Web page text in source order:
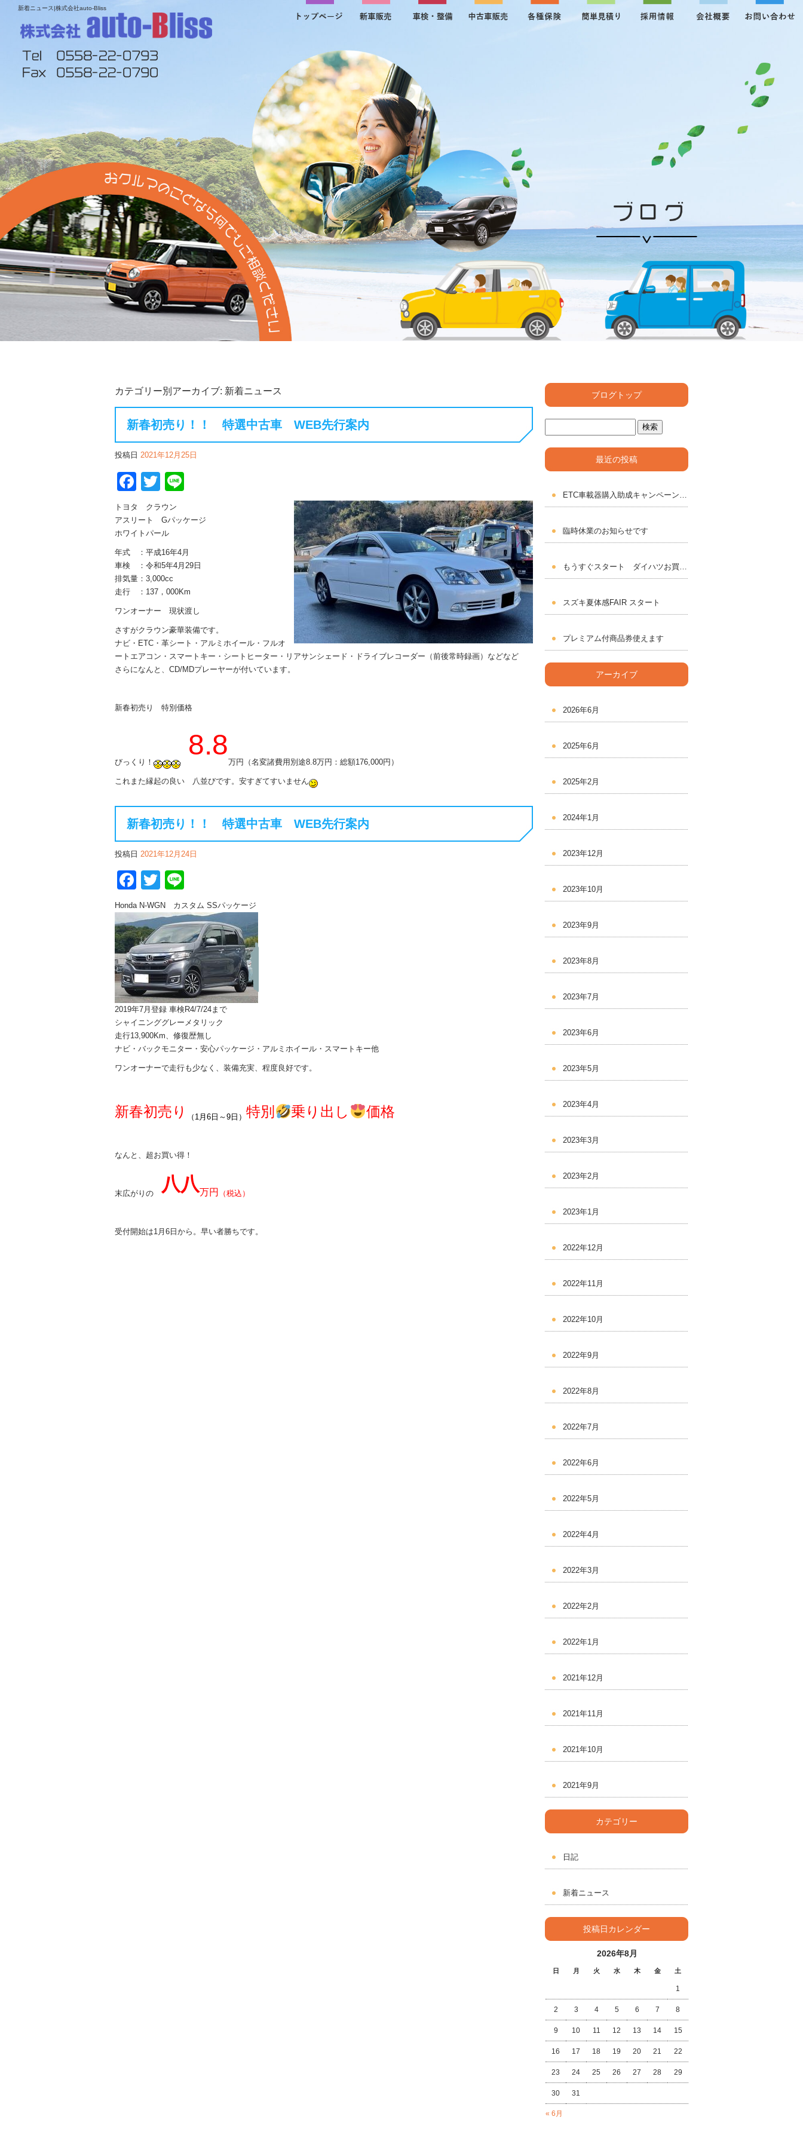
新着ニュース|株式会社auto-Bliss
カテゴリー別アーカイブ: 新着ニュース
新春初売り！！ 特選中古車 WEB先行案内
投稿日 2021年12月25日
Facebook
Twitter
トヨタ クラウン
アスリート Gパッケージ
ホワイトパール
年式 ：平成16年4月
車検 ：令和5年4月29日
排気量：3,000cc
走行 ：137，000Km
ワンオーナー 現状渡し
さすがクラウン豪華装備です。
ナビ・ETC・革シート・アルミホイール・フルオ
ートエアコン・スマートキー・シートヒーター・リアサンシェード・ドライブレコーダー（前後常時録画）などなど
さらになんと、CD/MDプレーヤーが付いています。
新春初売り 特別価格
びっくり！
8.8
万円（名変諸費用別途8.8万円：総額176,000円）
これまた縁起の良い 八並びです。安すぎてすいません
新春初売り！！ 特選中古車 WEB先行案内
投稿日 2021年12月24日
Facebook
Twitter
Honda N-WGN カスタム SSパッケージ
2019年7月登録 車検R4/7/24まで
シャイニンググレーメタリック
走行13,900Km、修復歴無し
ナビ・バックモニター・安心パッケージ・アルミホイール・スマートキー他
ワンオーナーで走行も少なく、装備充実、程度良好です。
新春初売り （1月6日～9日） 特別 乗り出し 価格
なんと、超お買い得！
末広がりの 八八万円 （税込）
受付開始は1月6日から。早い者勝ちです。
ブログトップ
最近の投稿
ETC車載器購入助成キャンペーン2026 もうすぐスタート
臨時休業のお知らせです
もうすぐスタート ダイハツお買いドキフェア
スズキ夏体感FAIR スタート
プレミアム付商品券使えます
アーカイブ
2026年6月
2025年6月
2025年2月
2024年1月
2023年12月
2023年10月
2023年9月
2023年8月
2023年7月
2023年6月
2023年5月
2023年4月
2023年3月
2023年2月
2023年1月
2022年12月
2022年11月
2022年10月
2022年9月
2022年8月
2022年7月
2022年6月
2022年5月
2022年4月
2022年3月
2022年2月
2022年1月
2021年12月
2021年11月
2021年10月
2021年9月
カテゴリー
日記
新着ニュース
投稿日カレンダー
2026年8月
日 月 火 水 木 金 土
« 6月
1
2 3 4 5 6 7 8
9 10 11 12 13 14 15
16 17 18 19 20 21 22
23 24 25 26 27 28 29
30 31